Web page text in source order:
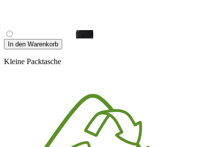
In den Warenkorb
Kleine Packtasche